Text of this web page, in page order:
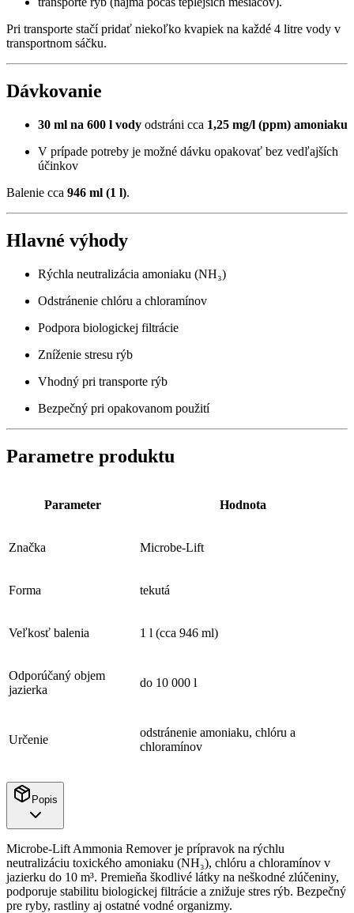
Pri transporte stačí pridať niekoľko kvapiek na každé 4 litre vody v
transportnom sáčku.
Dávkovanie
30 ml na 600 l vody odstráni cca 1,25 mg/l (ppm) amoniaku
V prípade potreby je možné dávku opakovať bez vedľajších
účinkov
Balenie cca 946 ml (1 l).
Hlavné výhody
Rýchla neutralizácia amoniaku (NH₃)
Odstránenie chlóru a chloramínov
Podpora biologickej filtrácie
Zníženie stresu rýb
Vhodný pri transporte rýb
Bezpečný pri opakovanom použití
Parametre produktu
Parameter Hodnota
Značka Microbe-Lift
Forma tekutá
Veľkosť balenia 1 l (cca 946 ml)
Odporúčaný objem
jazierka
do 10 000 l
Určenie
odstránenie amoniaku, chlóru a
chloramínov
Popis
Microbe-Lift Ammonia Remover je prípravok na rýchlu
neutralizáciu toxického amoniaku (NH₃), chlóru a chloramínov v
jazierku do 10 m³. Premieňa škodlivé látky na neškodné zlúčeniny,
podporuje stabilitu biologickej filtrácie a znižuje stres rýb. Bezpečný
pre ryby, rastliny aj ostatné vodné organizmy.